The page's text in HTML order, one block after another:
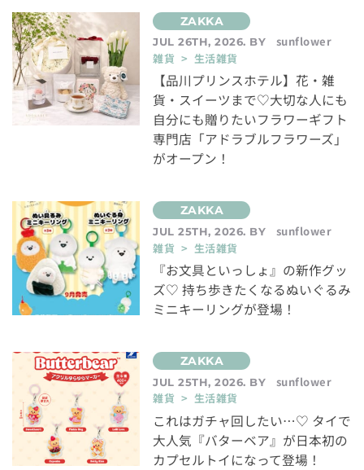
JUL 26TH, 2026. BY
sunflower
雑貨 > 生活雑貨
【品川プリンスホテル】花・雑
貨・スイーツまで♡大切な人にも
自分にも贈りたいフラワーギフト
専門店「アドラブルフラワーズ」
がオープン！
JUL 25TH, 2026. BY
sunflower
雑貨 > 生活雑貨
『お文具といっしょ』の新作グッ
ズ♡ 持ち歩きたくなるぬいぐるみ
ミニキーリングが登場！
JUL 25TH, 2026. BY
sunflower
雑貨 > 生活雑貨
これはガチャ回したい…♡ タイで
大人気『バターベア』が日本初の
カプセルトイになって登場！